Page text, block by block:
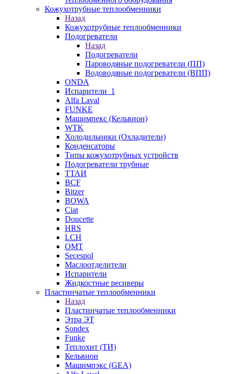
Кожухотрубные теплообменники
Назад
Кожухотрубные теплообменники
Подогреватели
Назад
Подогреватели
Пароводяные подогреватели (ПП)
Водоводяные подогреватели (ВПП)
ONDA
Испарители_1
Alfa Laval
FUNKE
Машимпекс (Кельвион)
WTK
Холодильники (Охладители)
Конденсаторы
Типы кожухотрубных устройств
Подогреватели трубные
ТТАИ
BCF
Bitzer
BOWA
Ciat
Doucette
HRS
LCH
OMT
Secespol
Маслоотделители
Испарители
Жидкостные ресиверы
Пластинчатые теплообменники
Назад
Пластинчатые теплообменники
Этра ЭТ
Sondex
Funke
Теплохит (ТИ)
Кельвион
Машимпэкс (GEA)